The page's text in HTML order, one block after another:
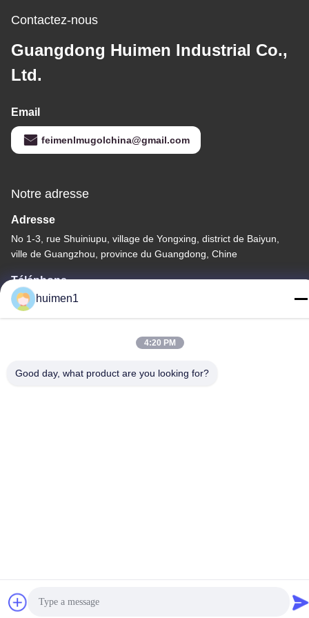
Contactez-nous
Guangdong Huimen Industrial Co.,
Ltd.
Email
feimenlmugolchina@gmail.com
Notre adresse
Adresse
No 1-3, rue Shuiniupu, village de Yongxing, district de Baiyun,
ville de Guangzhou, province du Guangdong, Chine
Téléphone
86-18929562701
Politique en matière de protection de la vie privée
huimen1
4:20 PM
Good day, what product are you looking for?